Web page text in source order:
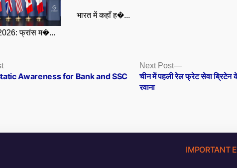
फ्रांस म�...
भारत में कहाँ ह�...
Previous
post:Awareness for Bank and SSC
Next Post
Next
post:
चीन में पहली रेल फ्रेट सेवा ब्रिटेन
रवाना
IMPORTANT